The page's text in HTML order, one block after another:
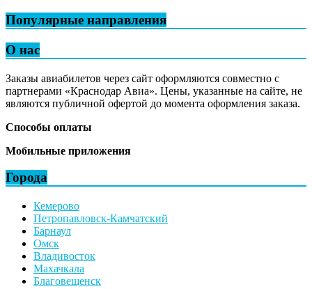
Популярные направления
О нас
Заказы авиабилетов через сайт оформляются совместно с
партнерами «Краснодар Авиа». Цены, указанные на сайте, не
являются публичной офертой до момента оформления заказа.
Способы оплаты
Мобильные приложения
Города
Кемерово
Петропавловск-Камчатский
Барнаул
Омск
Владивосток
Махачкала
Благовещенск